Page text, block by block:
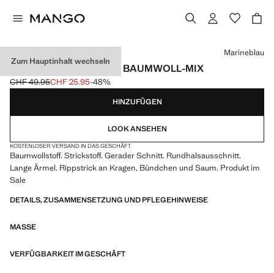
Zum Hauptinhalt wechseln
BASIC-PULLOVER AUS BAUMWOLL-MIX
Ausgangspreis durchgestrichen [CHF 49.95 ]
CHF 49.95
Aktueller Preis [CHF 25.95 ]
CHF 25.95-48%
Wählen Sie eine Farbe
Marineblau
HINZUFÜGEN
LOOK ANSEHEN
KOSTENLOSER VERSAND IN DAS GESCHÄFT
Baumwollstoff. Strickstoff. Gerader Schnitt. Rundhalsausschnitt.
Lange Ärmel. Rippstrick an Kragen, Bündchen und Saum. Produkt im
Sale
DETAILS, ZUSAMMENSETZUNG UND PFLEGEHINWEISE
MASSE
VERFÜGBARKEIT IM GESCHÄFT